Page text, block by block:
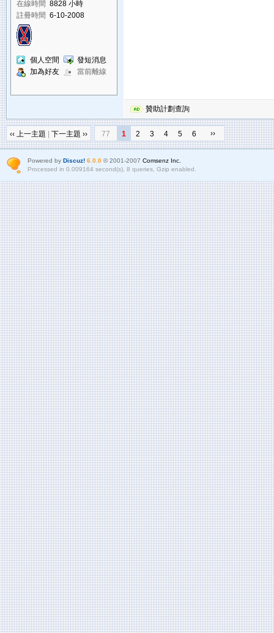
在線時間 8828 小時
註冊時間 6-10-2008
個人空間
發短消息
加為好友
當前離線
贊助計劃查詢
‹‹ 上一主題 下一主題 ›› 77 1 2 3 4 5 6 ››
Powered by Discuz! 6.0.0© 2001-2007 Comsenz Inc.
Processed in 0.009164 second(s), 8 queries, Gzip enabled.